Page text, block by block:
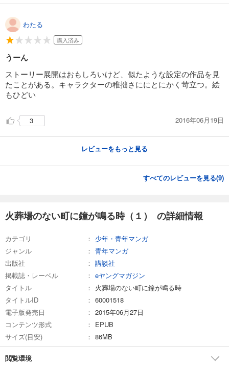
わたる
購入済み
うーん
ストーリー展開はおもしろいけど、似たような設定の作品を見
たことがある。キャラクターの稚拙さににとにかく苛立つ。絵
もひどい
3 2016年06月19日
レビューをもっと見る
すべてのレビューを見る(9)
火葬場のない町に鐘が鳴る時（１） の詳細情報
カテゴリ
少年・青年マンガ
ジャンル
青年マンガ
出版社
講談社
掲載誌・レーベル
eヤングマガジン
タイトル
火葬場のない町に鐘が鳴る時
タイトルID
60001518
電子版発売日
2015年06月27日
コンテンツ形式
EPUB
サイズ(目安)
86MB
閲覧環境